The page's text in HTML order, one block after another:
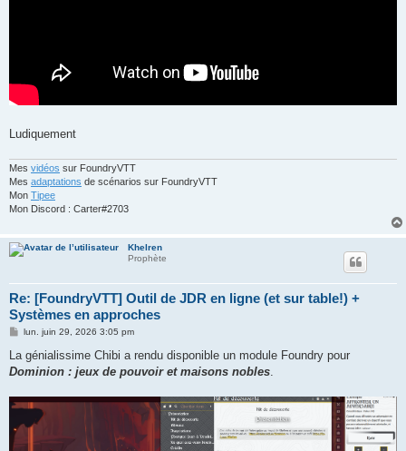
Ludiquement
Mes vidéos sur FoundryVTT
Mes adaptations de scénarios sur FoundryVTT
Mon Tipee
Mon Discord : Carter#2703
Khelren
Prophète
Re: [FoundryVTT] Outil de JDR en ligne (et sur table!) +
Systèmes en approches
M
s
a
e
lun. juin 29, 2026 3:05 pm
La génialissime Chibi a rendu disponible un module Foundry pour
Dominion : jeux de pouvoir et maisons nobles.